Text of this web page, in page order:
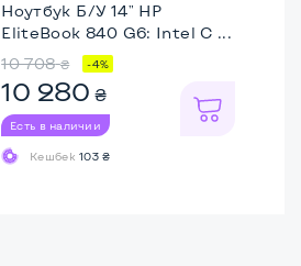
Ноутбук Б/У 14" HP
EliteBook 840 G6: Intel C ...
10 708 ₴ -4%
10 280 ₴
Есть в наличии
Кешбек103 ₴